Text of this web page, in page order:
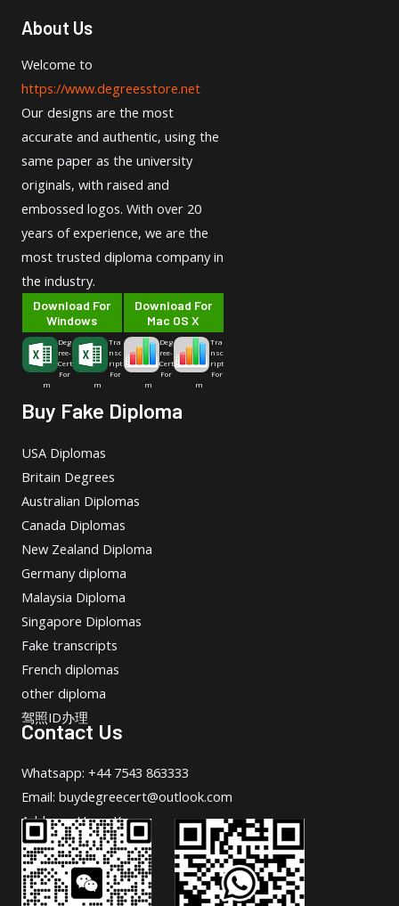
About Us
Welcome to
https://www.degreesstore.net
Our designs are the most
accurate and authentic, using the
same paper as the university
originals, with raised and
embossed logos. With over 20
years of experience, we are the
most trusted diploma company in
the industry.
Download For
Windows
Deg
ree-
Cert
For
m
Tra
nsc
ript
For
m
Download For
Mac OS X
Deg
ree-
Cert
For
m
Tra
nsc
ript
For
m
Buy Fake Diploma
USA Diplomas
Britain Degrees
Australian Diplomas
Canada Diplomas
New Zealand Diploma
Germany diploma
Malaysia Diploma
Singapore Diplomas
Fake transcripts
French diplomas
other diploma
驾照ID办理
Contact Us
Whatsapp: +44 7543 863333
Email: buydegreecert@outlook.com
Address: Hong Kong.